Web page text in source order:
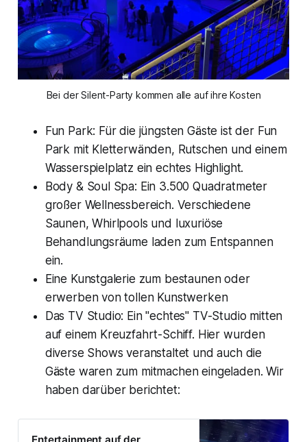
Bei der Silent-Party kommen alle auf ihre Kosten
Fun Park: Für die jüngsten Gäste ist der Fun
Park mit Kletterwänden, Rutschen und einem
Wasserspielplatz ein echtes Highlight.
Body & Soul Spa: Ein 3.500 Quadratmeter
großer Wellnessbereich. Verschiedene
Saunen, Whirlpools und luxuriöse
Behandlungsräume laden zum Entspannen
ein.
Eine Kunstgalerie zum bestaunen oder
erwerben von tollen Kunstwerken
Das TV Studio: Ein "echtes" TV-Studio mitten
auf einem Kreuzfahrt-Schiff. Hier wurden
diverse Shows veranstaltet und auch die
Gäste waren zum mitmachen eingeladen. Wir
haben darüber berichtet: